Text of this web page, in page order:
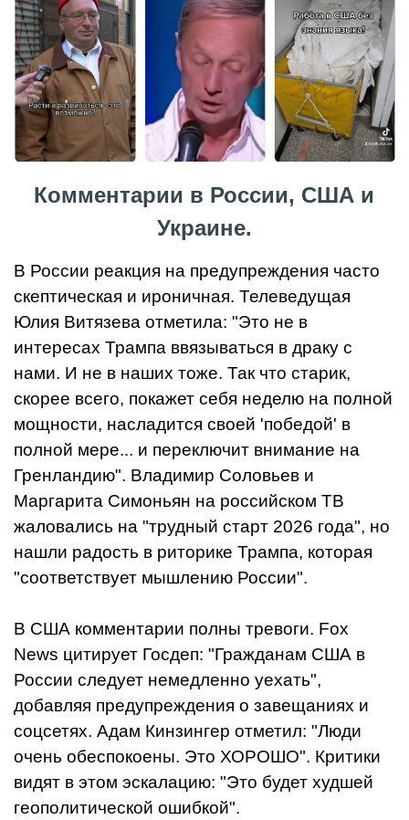
Комментарии в России, США и
Украине.
В России реакция на предупреждения часто
скептическая и ироничная. Телеведущая
Юлия Витязева отметила: "Это не в
интересах Трампа ввязываться в драку с
нами. И не в наших тоже. Так что старик,
скорее всего, покажет себя неделю на полной
мощности, насладится своей 'победой' в
полной мере... и переключит внимание на
Гренландию". Владимир Соловьев и
Маргарита Симоньян на российском ТВ
жаловались на "трудный старт 2026 года", но
нашли радость в риторике Трампа, которая
"соответствует мышлению России".
В США комментарии полны тревоги. Fox
News цитирует Госдеп: "Гражданам США в
России следует немедленно уехать",
добавляя предупреждения о завещаниях и
соцсетях. Адам Кинзингер отметил: "Люди
очень обеспокоены. Это ХОРОШО". Критики
видят в этом эскалацию: "Это будет худшей
геополитической ошибкой".